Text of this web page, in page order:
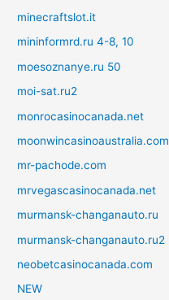
minecraftslot.it
mininformrd.ru 4-8, 10
moesoznanye.ru 50
moi-sat.ru2
monrocasinocanada.net
moonwincasinoaustralia.com
mr-pachode.com
mrvegascasinocanada.net
murmansk-changanauto.ru
murmansk-changanauto.ru2
neobetcasinocanada.com
NEW